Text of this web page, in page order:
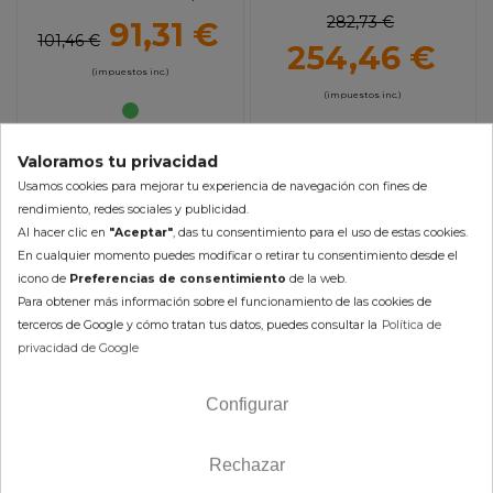
101,46 € 91,31 €
(impuestos inc.)
AÑADIR AL CARRITO
Outlander 450/570
282,73 €
254,46 €
(impuestos inc.)
-10% -10%
Valoramos tu privacidad
Usamos cookies para mejorar tu experiencia de navegación con fines de
rendimiento, redes sociales y publicidad.
Al hacer clic en "Aceptar", das tu consentimiento para el uso de estas cookies.
En cualquier momento puedes modificar o retirar tu consentimiento desde el
icono de Preferencias de consentimiento de la web.
Para obtener más información sobre el funcionamiento de las cookies de
terceros de Google y cómo tratan tus datos, puedes consultar la Política de
privacidad de Google
Configurar
Rechazar